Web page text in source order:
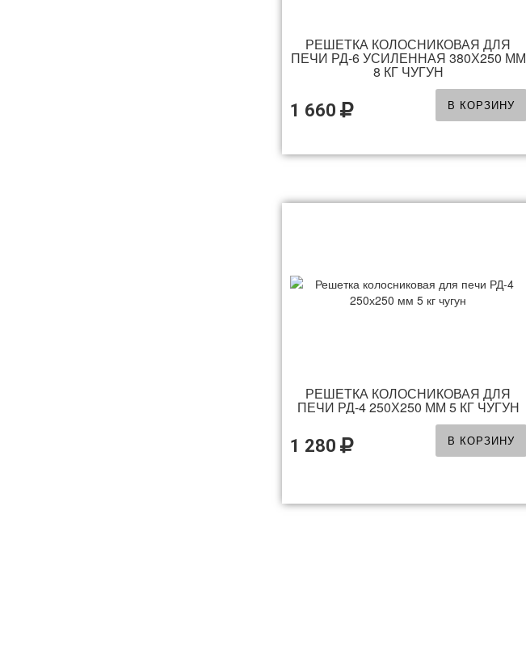
РЕШЕТКА КОЛОСНИКОВАЯ ДЛЯ
ПЕЧИ РД-6 УСИЛЕННАЯ 380Х250 ММ
8 КГ ЧУГУН
1 660 В КОРЗИНУ
РЕШЕТКА КОЛОСНИКОВАЯ ДЛЯ
ПЕЧИ РД-4 250Х250 ММ 5 КГ ЧУГУН
1 280 В КОРЗИНУ